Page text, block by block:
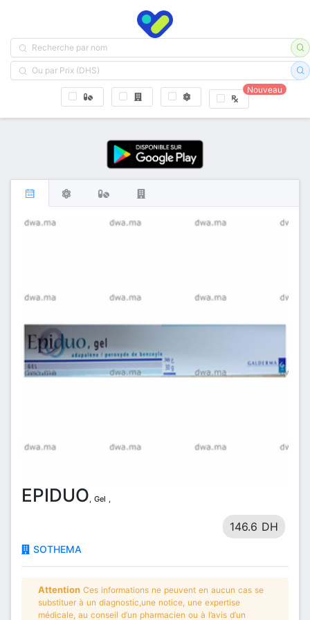
Nouveau
EPIDUO, Gel ,
146.6 DH
SOTHEMA
Attention Ces informations ne peuvent en aucun cas se
substituer à un diagnostic,une notice, une expertise
médicale, au conseil d’un pharmacien ou à l’avis d’un